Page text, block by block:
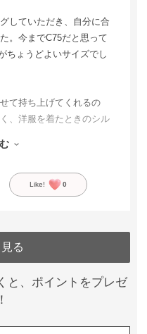
していただき、自分に合
。今までC75だと思って
ちょうどよいサイズでし
て持ち上げてくれるの
、洋服を着たときのシル
地もさらさらしていて肌
いところが嬉しいです。
になり、丁寧に対応して
す。
入できて嬉しかったで
気に入ったので、セール
ます。
Like! 0
る
と、ポイントをプレゼ